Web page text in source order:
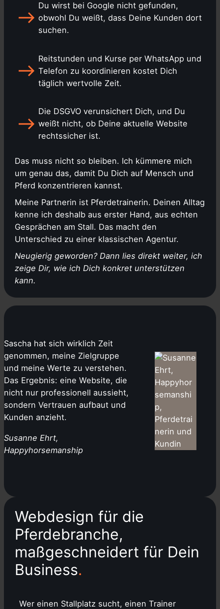
Du wirst bei Google nicht gefunden,
obwohl Du weißt, dass Deine Kunden dort
suchen.
Reitstunden und Kurse per WhatsApp und
Telefon zu koordinieren kostet Dich
täglich wertvolle Zeit.
Die DSGVO verunsichert Dich, und Du
weißt nicht, ob Deine aktuelle Website
rechtssicher ist.
Das muss nicht so bleiben. Ich kümmere mich
um genau das, damit Du Dich auf Mensch und
Pferd konzentrieren kannst.
Meine Partnerin ist Pferdetrainerin. Deinen Alltag
kenne ich deshalb aus erster Hand, aus echten
Gesprächen am Stall. Das macht den
Unterschied zu einer klassischen Agentur.
Neugierig geworden? Dann lies direkt weiter, ich
zeige Dir, wie ich Dich konkret unterstützen
kann.
Sascha hat sich wirklich Zeit
genommen, meine Zielgruppe
und meine Werte zu verstehen.
Das Ergebnis: eine Website, die
nicht nur professionell aussieht,
sondern Vertrauen aufbaut und
Kunden anzieht.
Susanne Ehrt,
Happyhorsemanship
Webdesign für die
Pferdebranche,
maßgeschneidert für Dein
Business.
Wer einen Stallplatz sucht, einen Trainer